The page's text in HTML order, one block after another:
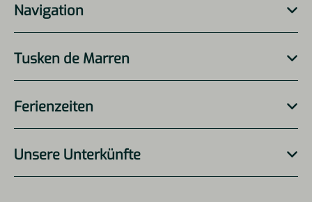
Navigation
Tusken de Marren
Ferienzeiten
Unsere Unterkünfte